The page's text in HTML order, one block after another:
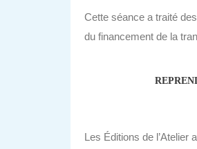
Cette séance a traité
du financement de la
Les Éditions de l’Atelier